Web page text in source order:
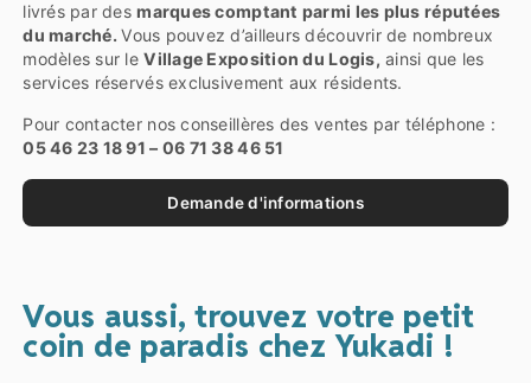
livrés par desmarques comptant parmi les plus réputées
du marché.Vous pouvez d’ailleurs découvrir de nombreux
modèles sur leVillage Exposition du Logis, ainsi que les
services réservés exclusivement aux résidents.
Pour contacter nos conseillères des ventes par téléphone :
05 46 23 18 91 – 06 71 38 46 51
Demande d'informations
Vous aussi, trouvez votre petit
coin de paradis chez Yukadi !